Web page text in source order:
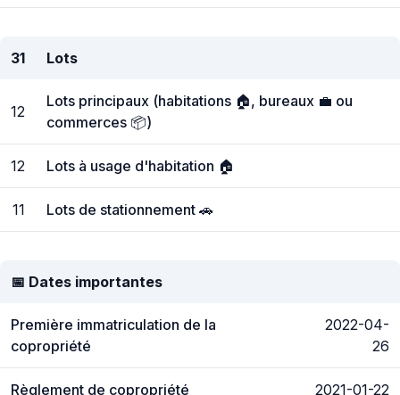
31 Lots
12
Lots principaux (habitations 🏠, bureaux 💼 ou
commerces 📦)
12 Lots à usage d'habitation 🏠
11 Lots de stationnement 🚗
📅 Dates importantes
Première immatriculation de la
copropriété
2022-04-
26
Règlement de copropriété 2021-01-22